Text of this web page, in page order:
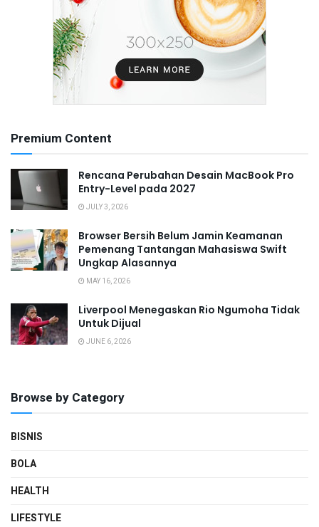
Premium Content
Rencana Perubahan Desain MacBook Pro
Entry-Level pada 2027
JULY 3, 2026
Browser Bersih Belum Jamin Keamanan
Pemenang Tantangan Mahasiswa Swift
Ungkap Alasannya
MAY 16, 2026
Liverpool Menegaskan Rio Ngumoha Tidak
Untuk Dijual
JUNE 6, 2026
Browse by Category
BISNIS
BOLA
HEALTH
LIFESTYLE